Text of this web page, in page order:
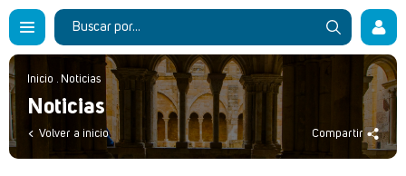
Inicio . Noticias
Noticias
Volver a inicio Compartir